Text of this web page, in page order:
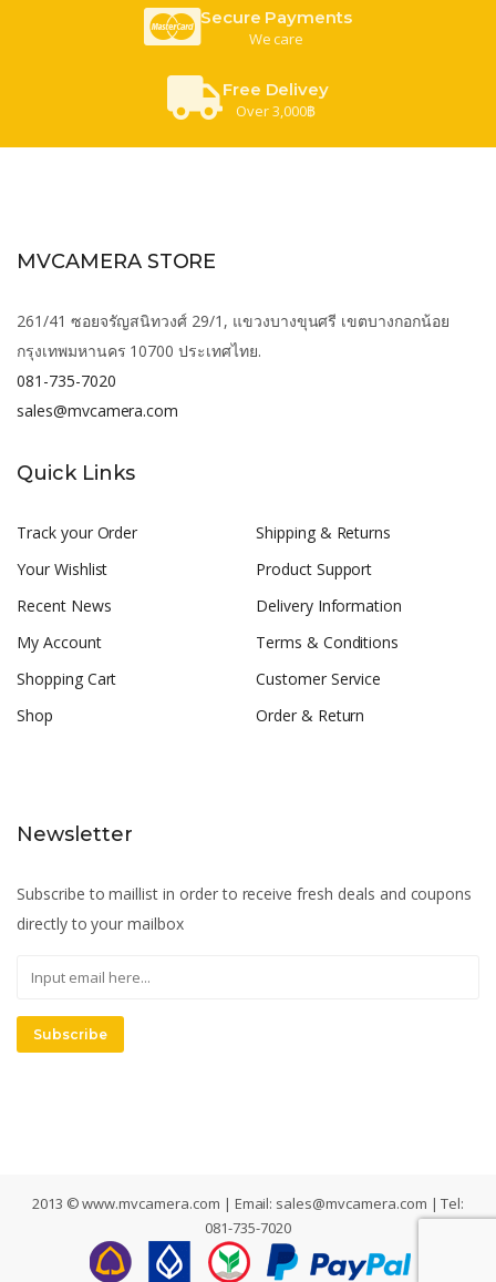
Secure Payments
We care
Free Delivey
Over 3,000฿
MVCAMERA STORE
261/41 ซอยจรัญสนิทวงศ์ 29/1, แขวงบางขุนศรี เขตบางกอกน้อย
กรุงเทพมหานคร 10700 ประเทศไทย.
081-735-7020
sales@mvcamera.com
Quick Links
Track your Order
Your Wishlist
Recent News
My Account
Shopping Cart
Shop
Shipping & Returns
Product Support
Delivery Information
Terms & Conditions
Customer Service
Order & Return
Newsletter
Subscribe to maillist in order to receive fresh deals and coupons
directly to your mailbox
Subscribe
2013 © www.mvcamera.com | Email: sales@mvcamera.com | Tel:
081-735-7020